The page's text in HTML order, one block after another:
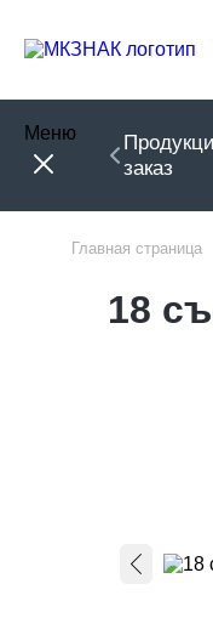
Меню
заказ
Главная страница
18